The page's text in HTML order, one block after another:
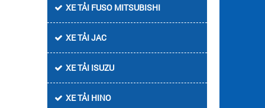
XE TẢI FUSO MITSUBISHI
XE TẢI JAC
XE TẢI ISUZU
XE TẢI HINO